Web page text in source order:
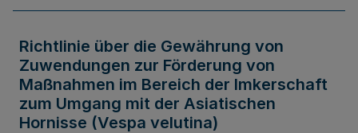
Richtlinie über die Gewährung von
Zuwendungen zur Förderung von
Maßnahmen im Bereich der Imkerschaft
zum Umgang mit der Asiatischen
Hornisse (Vespa velutina)